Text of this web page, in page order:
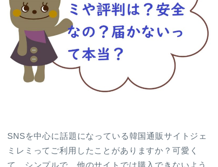
SNSを中心に話題になっている韓国通販サイトジェ
ミレミってご利用したことがありますか？可愛く
て、シンプルで、他のサイトでは購入できないよう